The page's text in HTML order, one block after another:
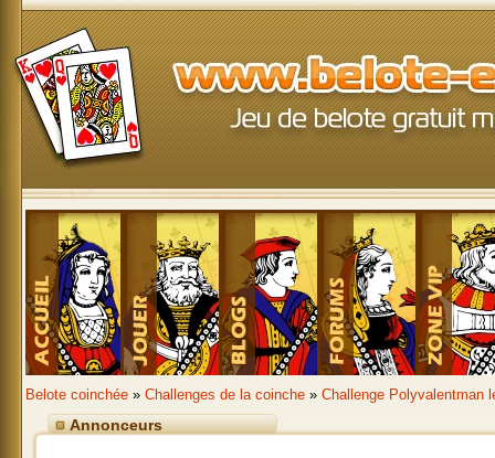
Belote coinchée » Challenges de la coinche » Challenge Polyvalentman
Annonceurs